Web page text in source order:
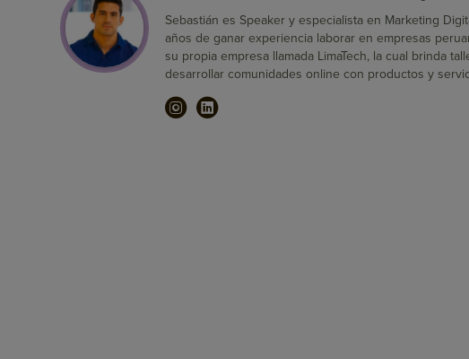
Sebastián es Speaker y especialista en Marketing
años de ganar experiencia laborar en empresas
su propia empresa llamada LimaTech, la cual brinda
desarrollar comunidades online con productos y